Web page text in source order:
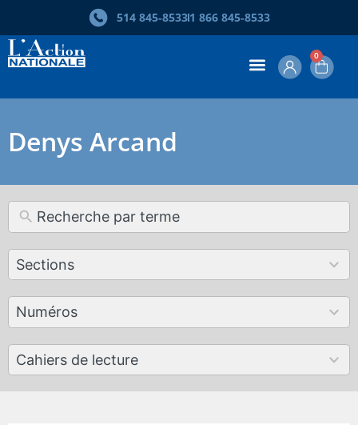
514 845‑85331 866 845‑8533
0
Denys Arcand
Sections
12
results
Numéros
179
results
Cahiers de lecture
50
results